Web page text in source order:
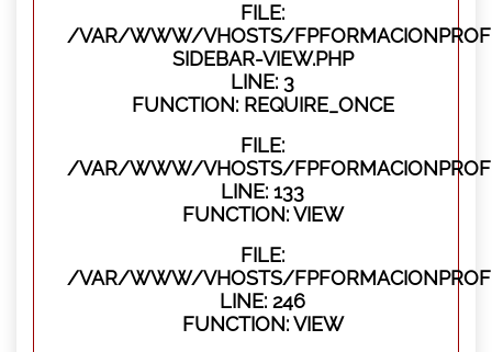
FILE:
/VAR/WWW/VHOSTS/
SIDEBAR-VIEW.PHP
LINE: 3
FUNCTION: REQUIRE_ONCE
FILE:
/VAR/WWW/VHOSTS/
LINE: 133
FUNCTION: VIEW
FILE:
/VAR/WWW/VHOSTS/
LINE: 246
FUNCTION: VIEW